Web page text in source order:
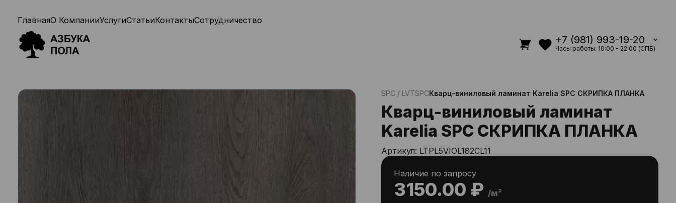
+7 (981) 993-19-20
Часы работы: 10:00 - 22:00 (СПБ)
ГлавнаяО КомпанииУслугиСтатьиКонтактыСотрудничество
SPC / LVTSPCКварц-виниловый ламинат Karelia SPC СКРИПКА ПЛАНКА
Кварц-виниловый ламинат
Karelia SPC СКРИПКА ПЛАНКА
Артикул: LTPL5VIOL182CL11
3150.00 ₽ /м²
Наличие по запросу